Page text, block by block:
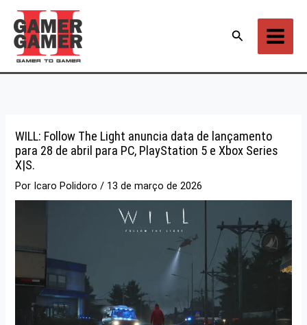
para
conteúdo
Pesquisar
WILL: Follow The Light anuncia data de lançamento
para 28 de abril para PC, PlayStation 5 e Xbox Series
X|S.
Por Icaro Polidoro/ 13 de março de 2026